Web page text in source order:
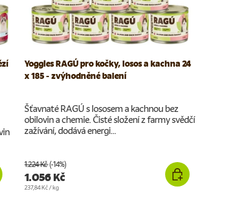
Yoggies RAGÚ pro kočky, losos a kachna 24
x 185 - zvýhodněné balení
Šťavnaté RAGÚ s lososem a kachnou bez
obilovin a chemie. Čisté složení z farmy svědčí
zažívání, dodává energi...
1.224 Kč(-14%)
1.056 Kč
Cena za jednotku
237,84 Kč/ kg